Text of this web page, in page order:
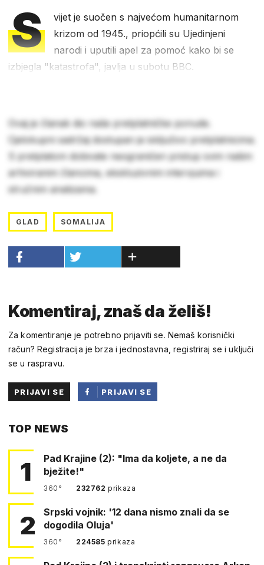
S
vijet je suočen s najvećom humanitarnom
krizom od 1945., priopćili su Ujedinjeni
narodi i uputili apel za pomoć kako bi se
izbjegla "katastrofa", javlja u subotu BBC.
Ovaj je članak dio naše pretplatničke ponude.
Cjelokupni sadržaj dostupan je isključivo pretplatnicima.
S pretplatom dobivate neograničen pristup svim našim
arhiviranim člancima, ekskluzivnim intervjuima i
stručnim analizama.
GLAD SOMALIJA
Komentiraj, znaš da želiš!
Za komentiranje je potrebno prijaviti se. Nemaš korisnički
račun? Registracija je brza i jednostavna, registriraj se i uključi
se u raspravu.
PRIJAVI SE
PRIJAVI SE
TOP NEWS
1
Pad Krajine (2): "Ima da koljete, a ne da
bježite!"
360° 232762prikaza
2
Srpski vojnik: '12 dana nismo znali da se
dogodila Oluja'
360° 224585prikaza